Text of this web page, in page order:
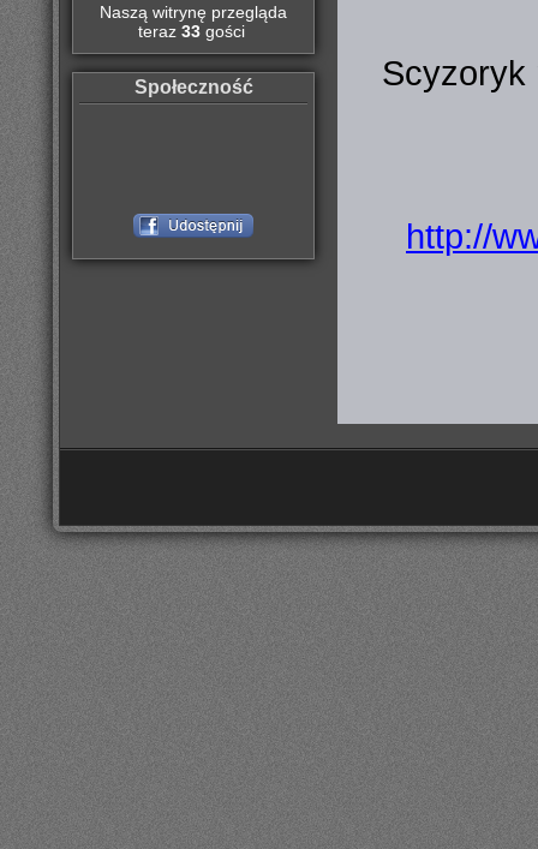
Naszą witrynę przegląda
teraz 33gości
Społeczność Scyzoryk
http://